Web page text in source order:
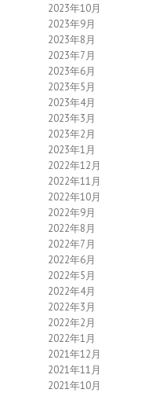
2023年10月
2023年9月
2023年8月
2023年7月
2023年6月
2023年5月
2023年4月
2023年3月
2023年2月
2023年1月
2022年12月
2022年11月
2022年10月
2022年9月
2022年8月
2022年7月
2022年6月
2022年5月
2022年4月
2022年3月
2022年2月
2022年1月
2021年12月
2021年11月
2021年10月